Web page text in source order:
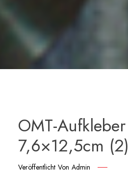
OMT-Aufkleber
7,6×12,5cm (2)
Veröffentlicht VonAdmin